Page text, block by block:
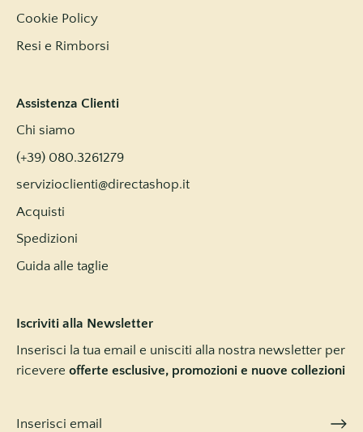
Cookie Policy
Resi e Rimborsi
Assistenza Clienti
Chi siamo
(+39) 080.3261279
servizioclienti@directashop.it
Acquisti
Spedizioni
Guida alle taglie
Iscriviti alla Newsletter
Inserisci la tua email e unisciti alla nostra newsletter per
ricevere offerte esclusive, promozioni e nuove collezioni